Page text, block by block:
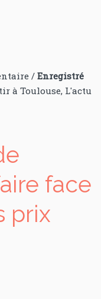
/ Enregistré
à Toulouse, L'actu
face
prix